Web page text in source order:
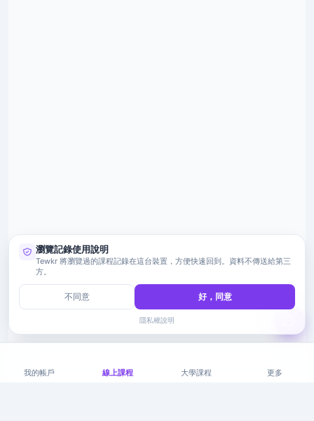
我的帳戶 線上課程 大學課程 更多
瀏覽記錄使用說明
Tewkr 將瀏覽過的課程記錄在這台裝置，方便快速回到。資料不傳送給第三
方。
不同意 好，同意
隱私權說明